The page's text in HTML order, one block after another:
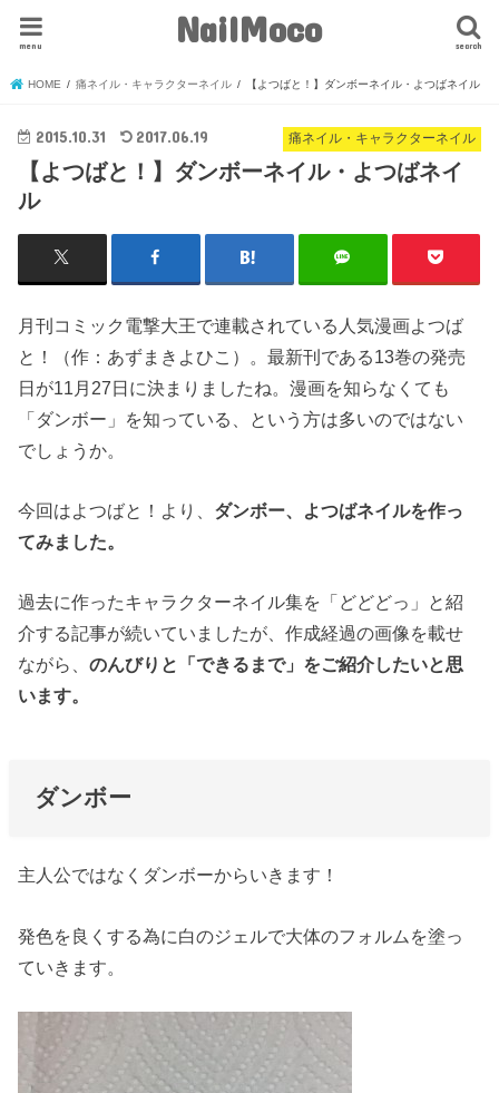
NailMoco search
menu
HOME 痛ネイル・キャラクターネイル 【よつばと！】ダンボーネイル・よつばネイル
痛ネイル・キャラクターネイル
2015.10.31 2017.06.19
【よつばと！】ダンボーネイル・よつばネイ
ル
月刊コミック電撃大王で連載されている人気漫画よつば
と！（作：あずまきよひこ）。最新刊である13巻の発売
日が11月27日に決まりましたね。漫画を知らなくても
「ダンボー」を知っている、という方は多いのではない
でしょうか。
今回はよつばと！より、 ダンボー、よつばネイルを作っ
てみました。
過去に作ったキャラクターネイル集を「どどどっ」と紹
介する記事が続いていましたが、作成経過の画像を載せ
ながら、のんびりと「できるまで」をご紹介したいと思
います。
ダンボー
主人公ではなくダンボーからいきます！
発色を良くする為に白のジェルで大体のフォルムを塗っ
ていきます。